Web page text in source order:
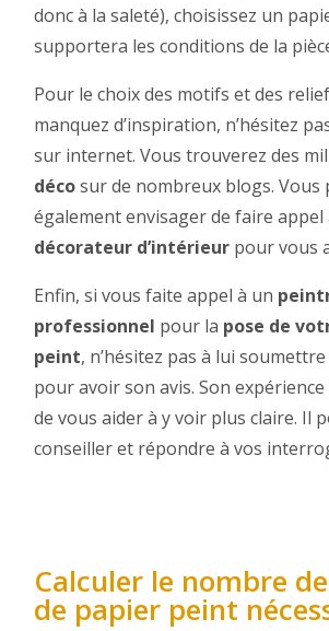
donc à la saleté), choisissez un
supportera les conditions de la
Pour le choix des motifs et des
manquez d’inspiration, n’hésitez
sur internet. Vous trouverez des
décosur de nombreux blogs. Vous
également envisager de faire appel
décorateur d’intérieurpour vous
Enfin, si vous faite appel à un
professionnel pour la pose de
peint, n’hésitez pas à lui
pour avoir son avis. Son
de vous aider à y voir plus claire. Il
conseiller et répondre à vos
Calculer le nombre
de papier peint